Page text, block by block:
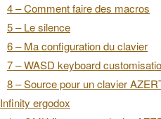
4 – Comment faire des macros
5 – Le silence
6 – Ma configuration du clavier
7 – WASD keyboard
8 – Source pour un clavier
Infinity ergodox